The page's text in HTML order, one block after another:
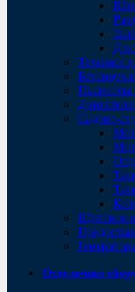
Тележки
Пылесосы
Садово-
Щитовое
Отделочное